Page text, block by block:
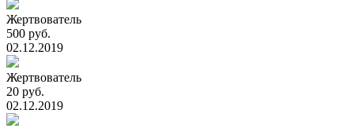
Жертвователь
500 руб.
02.12.2019
Жертвователь
20 руб.
02.12.2019